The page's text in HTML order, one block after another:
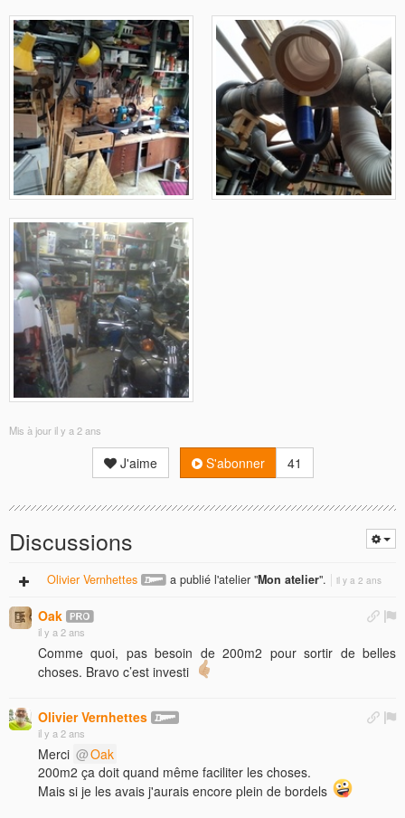
Mis à jouril y a 2 ans
J'aime S'abonner 41
Discussions
Olivier Vernhettes a publié l'atelier "Mon atelier". il y a 2 ans
Oak
il y a 2 ans
Comme quoi, pas besoin de 200m2 pour sortir de belles
choses. Bravo c’est investi
Olivier Vernhettes
il y a 2 ans
Merci
Oak
200m2 ça doit quand même faciliter les choses.
Mais si je les avais j'aurais encore plein de bordels